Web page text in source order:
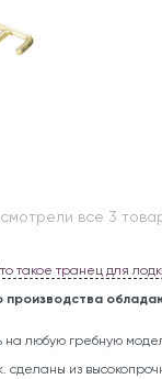
все 3
такое транец для
производства
на любую гребную
сделаны из